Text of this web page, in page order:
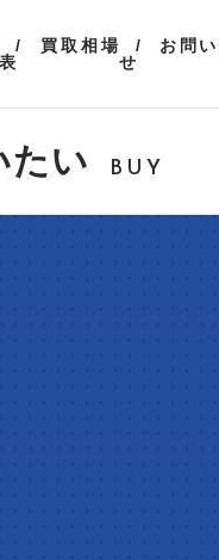
買取相場
表
お問
せ
たい BUY